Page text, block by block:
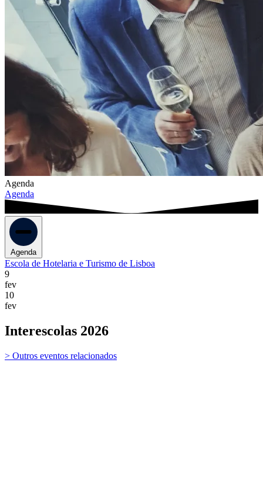
Agenda
Agenda
Agenda
Escola de Hotelaria e Turismo de Lisboa
9
fev
10
fev
Interescolas 2026
> Outros eventos relacionados